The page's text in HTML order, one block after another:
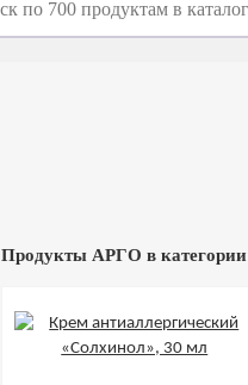
Продукты АРГО в категории